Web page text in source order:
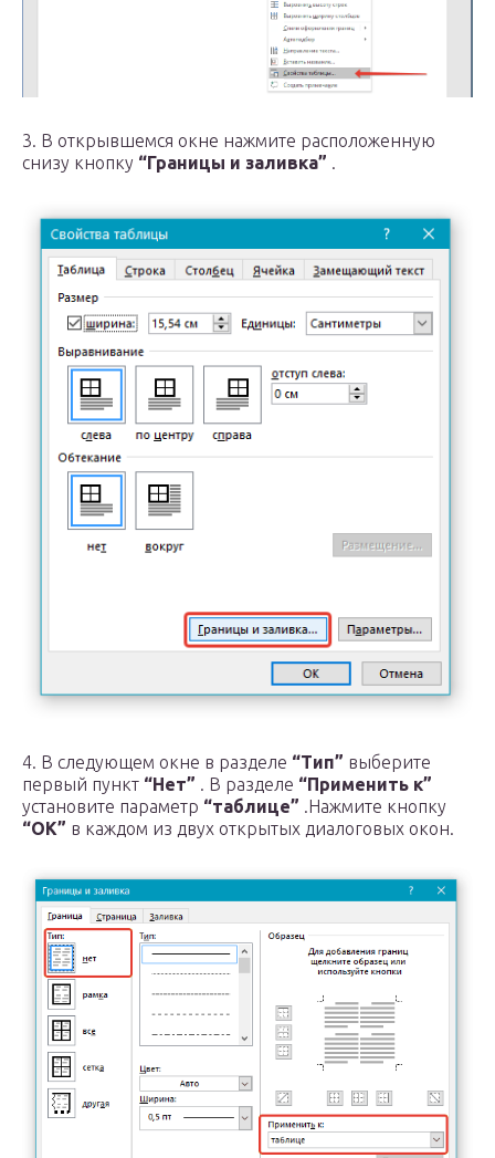
3. В открывшемся окне нажмите расположенную
снизу кнопку “Границы и заливка” .
4. В следующем окне в разделе “Тип” выберите
первый пункт “Нет” . В разделе “Применить к”
установите параметр “таблице” .Нажмите кнопку
“ОК” в каждом из двух открытых диалоговых окон.